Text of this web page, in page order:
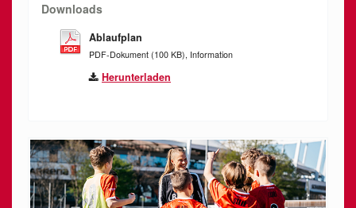
Downloads
Ablaufplan
PDF-Dokument (100 KB), Information
Herunterladen